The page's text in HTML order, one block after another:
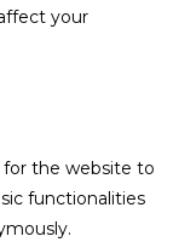
your
for the website to
functionalities